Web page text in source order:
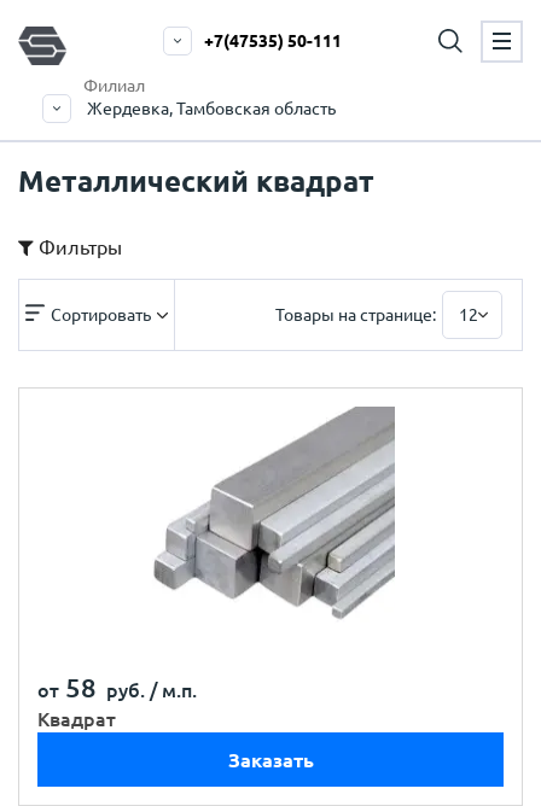
Филиал
Жердевка, Тамбовская область
+7(47535) 50-111
Металлический квадрат
Фильтры
Сортировать Товары на странице: 12
от 58 руб. / м.п.
Квадрат
Заказать